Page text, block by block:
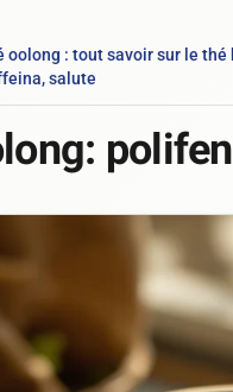
oolong : tout savoir sur le
salute